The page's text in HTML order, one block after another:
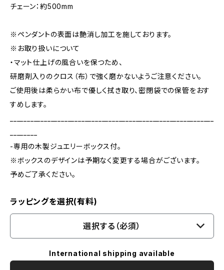
チェーン：約500mm
※ペンダントの表面は艶消し加工を施しております。
※お取り扱いについて
・マット仕上げの風合いを保つため、
研磨剤入りのクロス（布）で強く磨かないようご注意ください。
ご使用後は柔らかい布で優しく拭き取り、密閉袋での保管をおす
すめします。
-専用の木製ジュエリーボックス付。
※ボックスのデザインは予期なく変更する場合がございます。
予めご了承ください。
ラッピングを選択(有料)
選択する（必須）
International shipping available